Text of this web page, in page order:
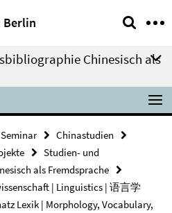
Berlin
Chinesisch als
Chinastudien
Studien- und
als Fremdsprache
| Linguistics | 语言学
Lexik | Morphology, Vocabulary,